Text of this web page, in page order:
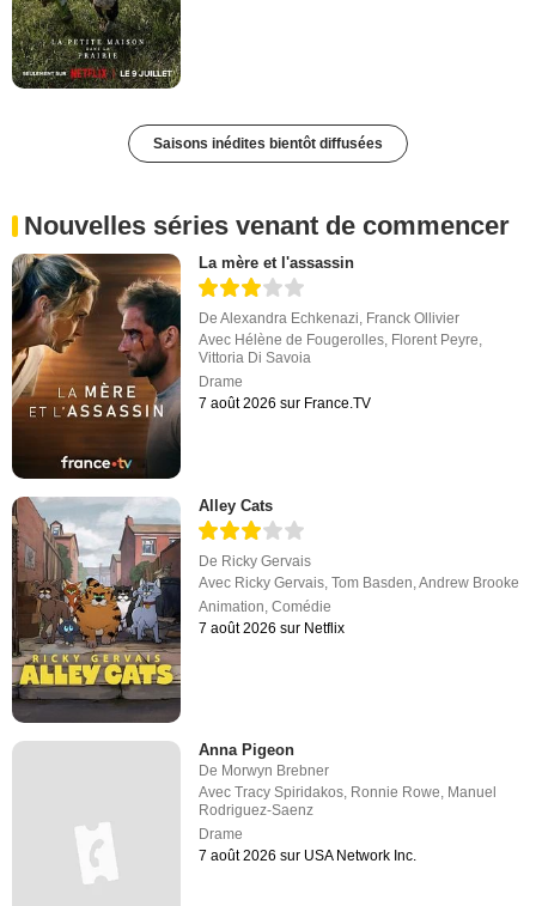
Saisons inédites bientôt diffusées
Nouvelles séries venant de commencer
La mère et l'assassin
DeAlexandra Echkenazi, Franck Ollivier
Avec Hélène de Fougerolles, Florent Peyre,
Vittoria Di Savoia
Drame
7 août 2026 sur France.TV
Alley Cats
De Ricky Gervais
Avec Ricky Gervais,Tom Basden,Andrew Brooke
Animation,Comédie
7 août 2026 sur Netflix
Anna Pigeon
De Morwyn Brebner
AvecTracy Spiridakos Ronnie Rowe Manuel
Rodriguez-Saenz
Drame
7 août 2026 sur USA Network Inc.